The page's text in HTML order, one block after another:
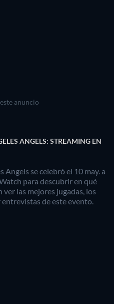
anuncio
ANGELS: STREAMING EN
Angels se celebró el 10 may. a
para descubrir en qué
las mejores jugadas, los
de este evento.